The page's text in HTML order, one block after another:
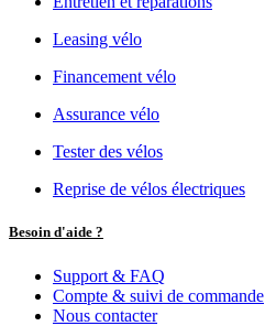
Leasing vélo
Financement vélo
Assurance vélo
Tester des vélos
Reprise de vélos électriques
Besoin d'aide ?
Support & FAQ
Compte & suivi de commande
Nous contacter